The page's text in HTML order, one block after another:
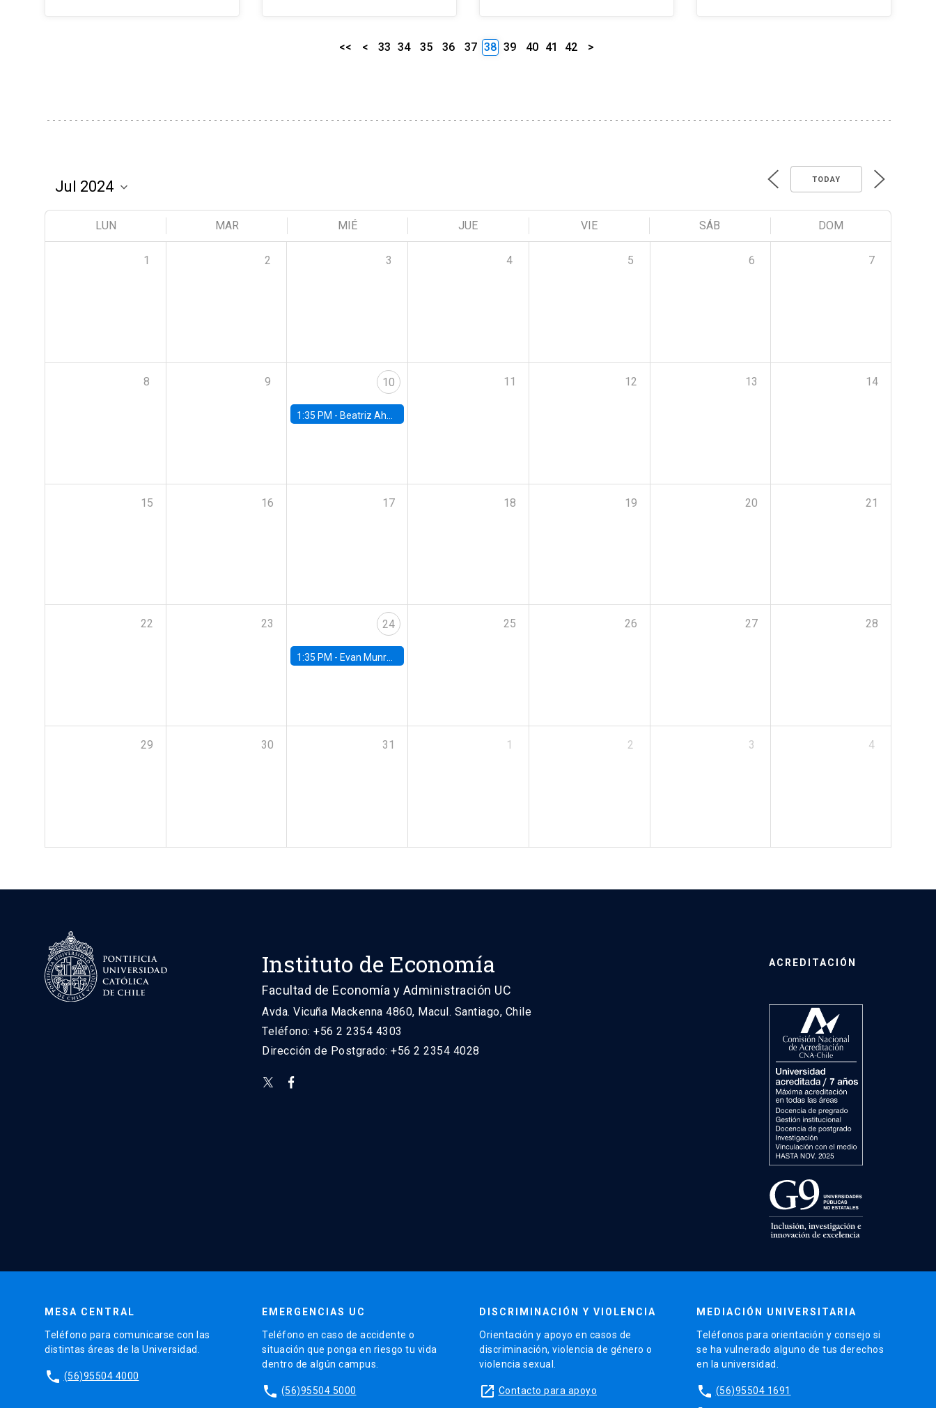
<< < 33 34 35 36 37 38 39 40 41 42 >
TODAY
LUN MAR MIÉ JUE VIE SÁB DOM
1 2 3 4 5 6 7
8 9 10
1:35 PM - Beatriz Ahumada, PhD candidate, Universidad de Pittsburgh
11 12 13 14
15 16 17 18 19 20 21
22 23 24
1:35 PM - Evan Munro, Neyman Visiting Assistant Professor in the Department of Statistics at UC Berkeley
25 26 27 28
29 30 31 1 2 3 4
Instituto de Economía
Facultad de Economía y Administración UC
Avda. Vicuña Mackenna 4860, Macul. Santiago, Chile
Teléfono: +56 2 2354 4303
Dirección de Postgrado: +56 2 2354 4028
ACREDITACIÓN
MESA CENTRAL
Teléfono para comunicarse con las
distintas áreas de la Universidad.
phone (56)95504 4000
EMERGENCIAS UC
Teléfono en caso de accidente o
situación que ponga en riesgo tu vida
dentro de algún campus.
phone (56)95504 5000
DISCRIMINACIÓN Y VIOLENCIA
Orientación y apoyo en casos de
discriminación, violencia de género o
violencia sexual.
launch Contacto para apoyo
MEDIACIÓN UNIVERSITARIA
Teléfonos para orientación y consejo si
se ha vulnerado alguno de tus derechos
en la universidad.
phone (56)95504 1691